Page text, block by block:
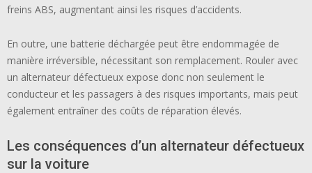
freins ABS, augmentant ainsi les risques d’accidents.
En outre, une batterie déchargée peut être endommagée de
manière irréversible, nécessitant son remplacement. Rouler avec
un alternateur défectueux expose donc non seulement le
conducteur et les passagers à des risques importants, mais peut
également entraîner des coûts de réparation élevés.
Les conséquences d’un alternateur défectueux
sur la voiture